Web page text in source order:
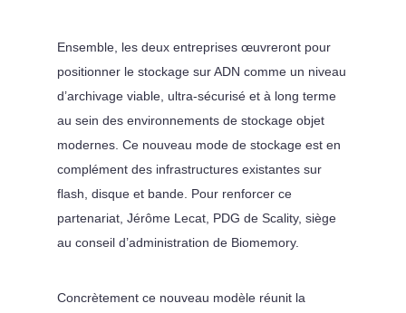
Ensemble, les deux entreprises œuvreront pour
positionner le stockage sur ADN comme un niveau
d’archivage viable, ultra-sécurisé et à long terme
au sein des environnements de stockage objet
modernes. Ce nouveau mode de stockage est en
complément des infrastructures existantes sur
flash, disque et bande. Pour renforcer ce
partenariat, Jérôme Lecat, PDG de Scality, siège
au conseil d’administration de Biomemory.
Concrètement ce nouveau modèle réunit la